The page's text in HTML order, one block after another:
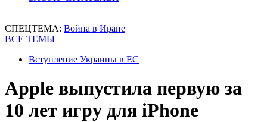
СПЕЦТЕМА: Война в Иране
ВСЕ ТЕМЫ
Вступление Украины в ЕС
Apple выпустила первую за
10 лет игру для iPhone